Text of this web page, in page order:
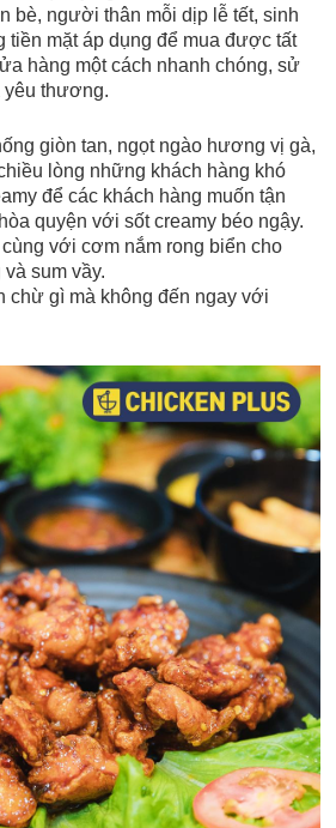
bè, người thân mỗi dịp lễ tết, sinh
mặt áp dụng để mua được tất
hàng một cách nhanh chóng, sử
yêu thương.
giòn tan, ngọt ngào hương vị gà,
lòng những khách hàng khó
để các khách hàng muốn tận
quyện với sốt creamy béo ngậy.
với cơm nắm rong biển cho
sum vầy.
chừ gì mà không đến ngay với